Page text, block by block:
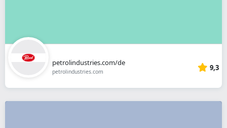
petrolindustries.com/de
petrolindustries.com 9,3